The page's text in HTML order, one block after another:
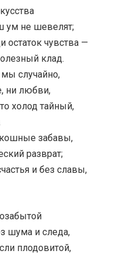
ум не шевелят;
чувства —
клад.
случайно,
ни любви,
холод тайный,
забавы,
разврат;
и без славы,
шума и следа,
плодовитой,